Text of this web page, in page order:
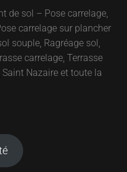
de sol – Pose carrelage,
carrelage sur plancher
souple, Ragréage sol,
carrelage, Terrasse
Nazaire et toute la